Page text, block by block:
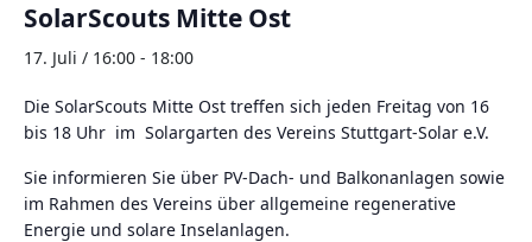
SolarScouts Mitte Ost
17. Juli / 16:00 - 18:00
Die SolarScouts Mitte Ost treffen sich jeden Freitag von 16
bis 18 Uhr im Solargarten des Vereins Stuttgart-Solar e.V.
Sie informieren Sie über PV-Dach- und Balkonanlagen sowie
im Rahmen des Vereins über allgemeine regenerative
Energie und solare Inselanlagen.